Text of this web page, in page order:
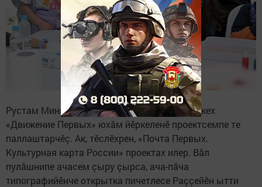
Рустам Минниханова фестивальте çавăн пекех
«Движение Первых» юхăм йӗркеленӗ проектсемпе те
паллаштарчӗç. Ак, тӗслӗхрен, «Почта Первых.
Культурная карта России» проектах илер. Вăл
пулăшнипе ачасем çыру çырса, ача-пăча
типографийӗнче открытка пичетлесе Раççейӗн ытти